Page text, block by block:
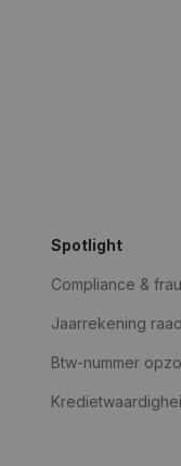
Spotlight
Compliance &
Jaarrekening
Btw-nummer